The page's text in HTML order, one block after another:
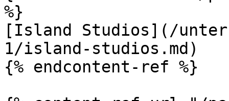
%}
[Island Studios](/
1/island-studios.md)
{% endcontent-ref %}